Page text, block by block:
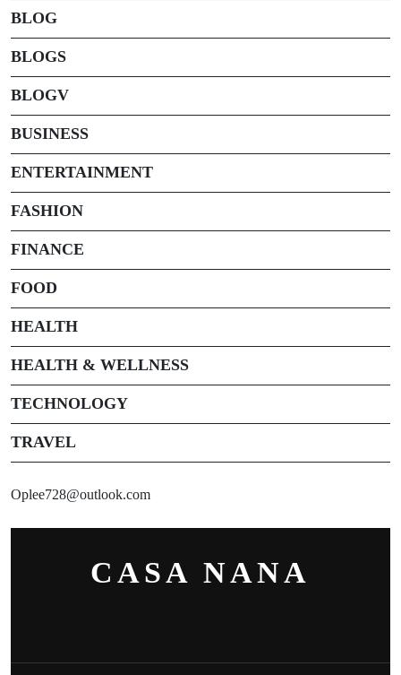
BLOG
BLOGS
BLOGV
BUSINESS
ENTERTAINMENT
FASHION
FINANCE
FOOD
HEALTH
HEALTH & WELLNESS
TECHNOLOGY
TRAVEL
Oplee728@outlook.com
CASA NANA